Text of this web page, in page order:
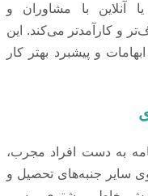
آنلاین با مشاوران و
و کارآمدتر می‌کند. این
و پیشبرد بهتر کار
به دست افراد مجرب،
سایر جنبه‌های تحصیل و